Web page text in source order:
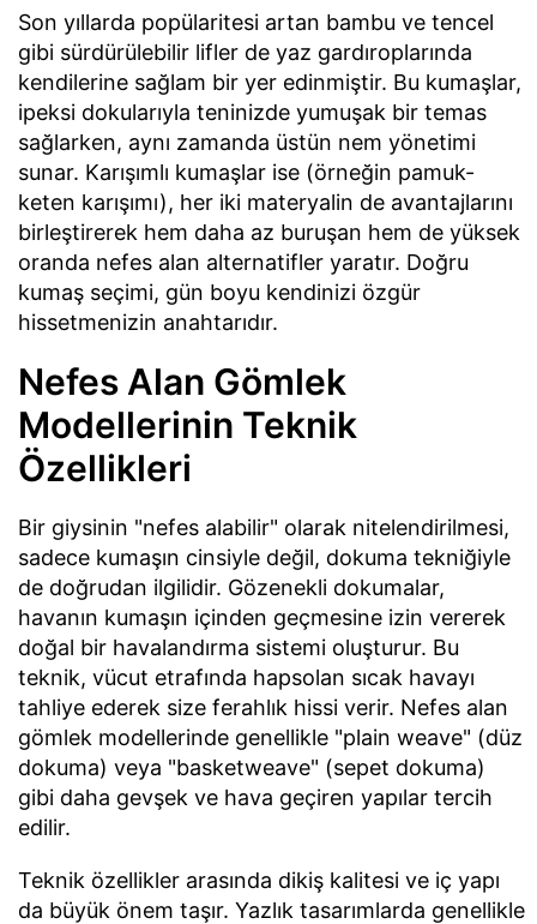
Son yıllarda popülaritesi artan bambu ve tencel
gibi sürdürülebilir lifler de yaz gardıroplarında
kendilerine sağlam bir yer edinmiştir. Bu kumaşlar,
ipeksi dokularıyla teninizde yumuşak bir temas
sağlarken, aynı zamanda üstün nem yönetimi
sunar. Karışımlı kumaşlar ise (örneğin pamuk-
keten karışımı), her iki materyalin de avantajlarını
birleştirerek hem daha az buruşan hem de yüksek
oranda nefes alan alternatifler yaratır. Doğru
kumaş seçimi, gün boyu kendinizi özgür
hissetmenizin anahtarıdır.
Nefes Alan Gömlek
Modellerinin Teknik
Özellikleri
Bir giysinin "nefes alabilir" olarak nitelendirilmesi,
sadece kumaşın cinsiyle değil, dokuma tekniğiyle
de doğrudan ilgilidir. Gözenekli dokumalar,
havanın kumaşın içinden geçmesine izin vererek
doğal bir havalandırma sistemi oluşturur. Bu
teknik, vücut etrafında hapsolan sıcak havayı
tahliye ederek size ferahlık hissi verir. Nefes alan
gömlek modellerinde genellikle "plain weave" (düz
dokuma) veya "basketweave" (sepet dokuma)
gibi daha gevşek ve hava geçiren yapılar tercih
edilir.
Teknik özellikler arasında dikiş kalitesi ve iç yapı
da büyük önem taşır. Yazlık tasarımlarda genellikle